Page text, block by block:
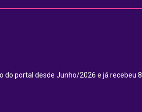
do portal desde Junho/2026 e já recebeu 8